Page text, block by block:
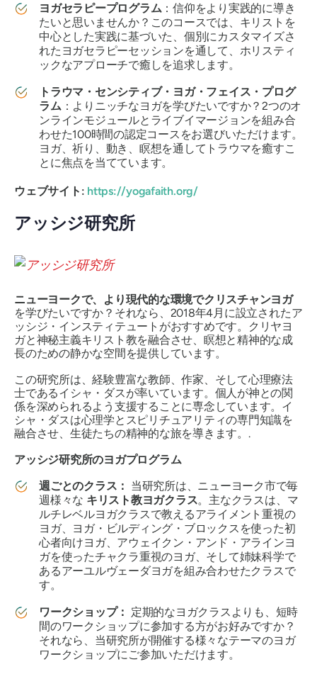
ヨガセラピープログラム：信仰をより実践的に導き
たいと思いませんか？このコースでは、キリストを
中心とした実践に基づいた、個別にカスタマイズさ
れたヨガセラピーセッションを通して、ホリスティ
ックなアプローチで癒しを追求します。
トラウマ・センシティブ・ヨガ・フェイス・プログ
ラム：よりニッチなヨガを学びたいですか？2つのオ
ンラインモジュールとライブイマージョンを組み合
わせた100時間の認定コースをお選びいただけます。
ヨガ、祈り、動き、瞑想を通してトラウマを癒すこ
とに焦点を当てています。
ウェブサイト: https://yogafaith.org/
アッシジ研究所
ニューヨークで、より現代的な環境でクリスチャンヨガ
を学びたいですか？それなら、2018年4月に設立されたア
ッシジ・インスティテュートがおすすめです。クリヤヨ
ガと神秘主義キリスト教を融合させ、瞑想と精神的な成
長のための静かな空間を提供しています。
この研究所は、経験豊富な教師、作家、そして心理療法
士であるイシャ・ダスが率いています。個人が神との関
係を深められるよう支援することに専念しています。イ
シャ・ダスは心理学とスピリチュアリティの専門知識を
融合させ、生徒たちの精神的な旅を導きます。.
アッシジ研究所のヨガプログラム
週ごとのクラス： 当研究所は、ニューヨーク市で毎
週様々な キリスト教ヨガクラス。主なクラスは、マ
ルチレベルヨガクラスで教えるアライメント重視の
ヨガ、ヨガ・ビルディング・ブロックスを使った初
心者向けヨガ、アウェイクン・アンド・アラインヨ
ガを使ったチャクラ重視のヨガ、そして姉妹科学で
あるアーユルヴェーダヨガを組み合わせたクラスで
す。
ワークショップ： 定期的なヨガクラスよりも、短時
間のワークショップに参加する方がお好みですか？
それなら、当研究所が開催する様々なテーマのヨガ
ワークショップにご参加いただけます。